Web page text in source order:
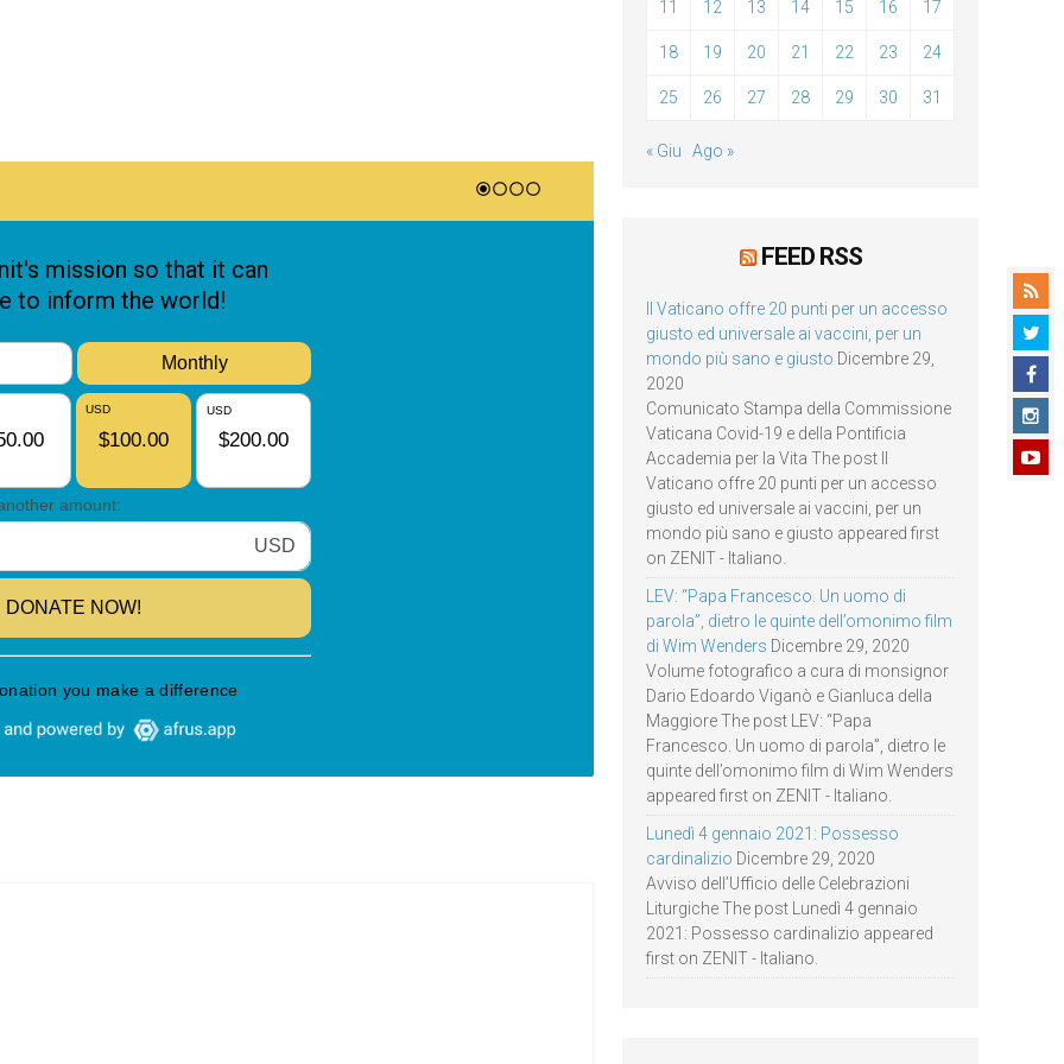
11 12 13 14 15 16 17
18 19 20 21 22 23 24
25 26 27 28 29 30 31
« Giu Ago »
FEED RSS
Il Vaticano offre 20 punti per un accesso
giusto ed universale ai vaccini, per un
mondo più sano e giusto Dicembre 29,
2020
Comunicato Stampa della Commissione
Vaticana Covid-19 e della Pontificia
Accademia per la Vita The post Il
Vaticano offre 20 punti per un accesso
giusto ed universale ai vaccini, per un
mondo più sano e giusto appeared first
on ZENIT - Italiano.
LEV: “Papa Francesco. Un uomo di
parola”, dietro le quinte dell’omonimo film
di Wim Wenders Dicembre 29, 2020
Volume fotografico a cura di monsignor
Dario Edoardo Viganò e Gianluca della
Maggiore The post LEV: “Papa
Francesco. Un uomo di parola”, dietro le
quinte dell’omonimo film di Wim Wenders
appeared first on ZENIT - Italiano.
Lunedì 4 gennaio 2021: Possesso
cardinalizio Dicembre 29, 2020
Avviso dell’Ufficio delle Celebrazioni
Liturgiche The post Lunedì 4 gennaio
2021: Possesso cardinalizio appeared
first on ZENIT - Italiano.